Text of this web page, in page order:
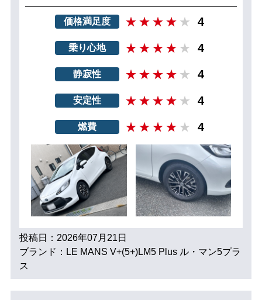
価格満足度 4
乗り心地 4
静寂性 4
安定性 4
燃費 4
投稿日：2026年07月21日
ブランド：LE MANS V+(5+)LM5 Plus ル・マン5プラ
ス